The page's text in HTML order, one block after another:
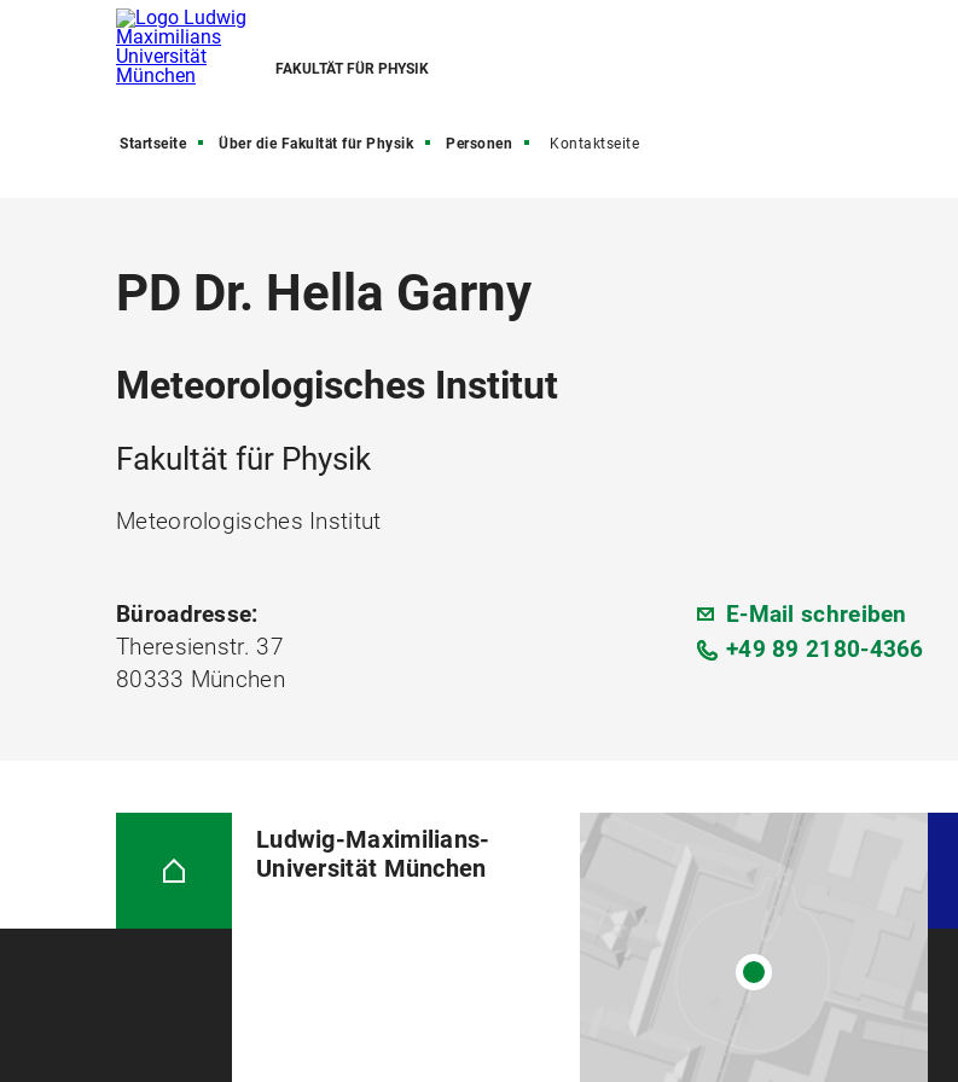
FAKULTÄT FÜR PHYSIK
Startseite Über die Fakultät für Physik Personen Kontaktseite
PD Dr. Hella Garny
Meteorologisches Institut
Fakultät für Physik
Meteorologisches Institut
Büroadresse:
Theresienstr. 37
80333 München
E-Mail schreiben
+49 89 2180-4366
Ludwig-Maximilians-
Universität München